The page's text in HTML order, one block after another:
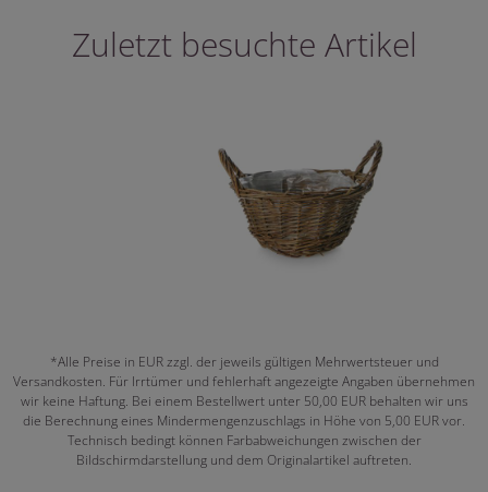
Zuletzt besuchte Artikel
*Alle Preise in EUR zzgl. der jeweils gültigen Mehrwertsteuer und
Versandkosten. Für Irrtümer und fehlerhaft angezeigte Angaben übernehmen
wir keine Haftung. Bei einem Bestellwert unter 50,00 EUR behalten wir uns
die Berechnung eines Mindermengenzuschlags in Höhe von 5,00 EUR vor.
Technisch bedingt können Farbabweichungen zwischen der
Bildschirmdarstellung und dem Originalartikel auftreten.